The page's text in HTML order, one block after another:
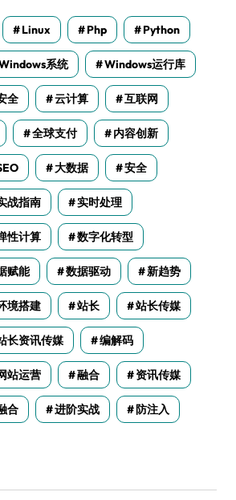
Linux Php Python
系统 Windows运行库
全 云计算 互联网
全球支付 内容创新
大数据 安全
战指南 实时处理
性计算 数字化转型
赋能 数据驱动 新趋势
境搭建 站长 站长传媒
长资讯传媒 编解码
站运营 融合 资讯传媒
合 进阶实战 防注入